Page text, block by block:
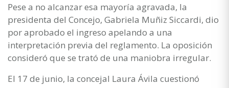
Pese a no alcanzar esa mayoría agravada, la
presidenta del Concejo, Gabriela Muñiz Siccardi, dio
por aprobado el ingreso apelando a una
interpretación previa del reglamento. La oposición
consideró que se trató de una maniobra irregular.
El 17 de junio, la concejal Laura Ávila cuestionó